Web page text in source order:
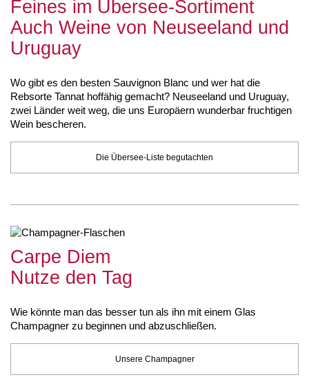
Feines im Übersee-Sortiment
Auch Weine von Neuseeland und
Uruguay
Wo gibt es den besten Sauvignon Blanc und wer hat die
Rebsorte Tannat hoffähig gemacht? Neuseeland und Uruguay,
zwei Länder weit weg, die uns Europäern wunderbar fruchtigen
Wein bescheren.
Die Übersee-Liste begutachten
Carpe Diem
Nutze den Tag
Wie könnte man das besser tun als ihn mit einem Glas
Champagner zu beginnen und abzuschließen.
Unsere Champagner